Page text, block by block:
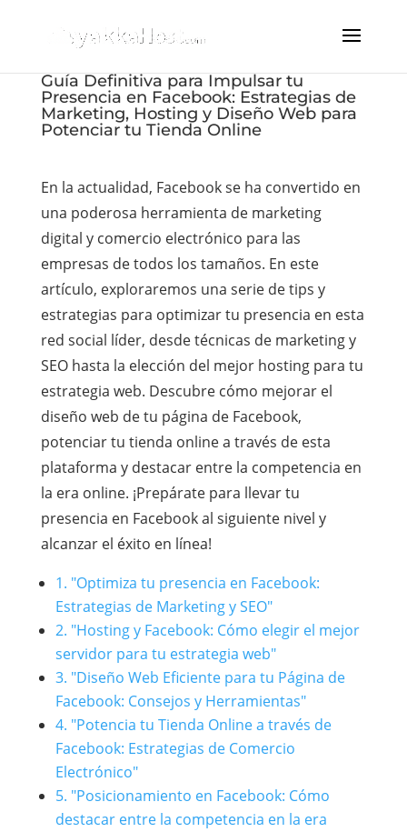
Guía Definitiva para Impulsar tu
Presencia en Facebook: Estrategias de
Marketing, Hosting y Diseño Web para
Potenciar tu Tienda Online
En la actualidad, Facebook se ha convertido en
una poderosa herramienta de marketing
digital y comercio electrónico para las
empresas de todos los tamaños. En este
artículo, exploraremos una serie de tips y
estrategias para optimizar tu presencia en esta
red social líder, desde técnicas de marketing y
SEO hasta la elección del mejor hosting para tu
estrategia web. Descubre cómo mejorar el
diseño web de tu página de Facebook,
potenciar tu tienda online a través de esta
plataforma y destacar entre la competencia en
la era online. ¡Prepárate para llevar tu
presencia en Facebook al siguiente nivel y
alcanzar el éxito en línea!
1. "Optimiza tu presencia en Facebook:
Estrategias de Marketing y SEO"
2. "Hosting y Facebook: Cómo elegir el mejor
servidor para tu estrategia web"
3. "Diseño Web Eficiente para tu Página de
Facebook: Consejos y Herramientas"
4. "Potencia tu Tienda Online a través de
Facebook: Estrategias de Comercio
Electrónico"
5. "Posicionamiento en Facebook: Cómo
destacar entre la competencia en la era